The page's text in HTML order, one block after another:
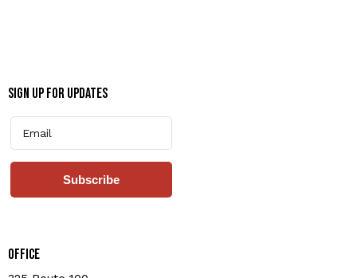
Sign Up for Updates
Subscribe
Office